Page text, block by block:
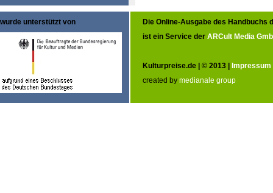
wurde unterstützt von
Die Online-Ausgabe des Handbuchs
ist ein Service der ARCult Media
Kulturpreise.de | © 2013 | Impressum
created by medianale group